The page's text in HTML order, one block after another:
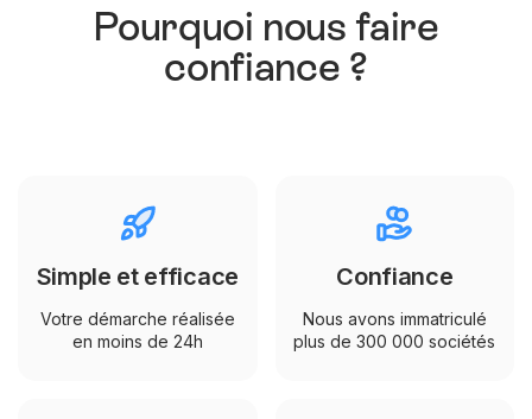
Pourquoi nous faire
confiance ?
Simple et efficace
Votre démarche réalisée
en moins de 24h
Confiance
Nous avons immatriculé
plus de 300 000 sociétés